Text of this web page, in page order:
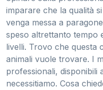
imparare che la qualità
venga messa a
speso altrettanto tempo
livelli. Trovo che questa
animali vuole trovare. I
professionali, disponibili
necessitiamo. Cosa